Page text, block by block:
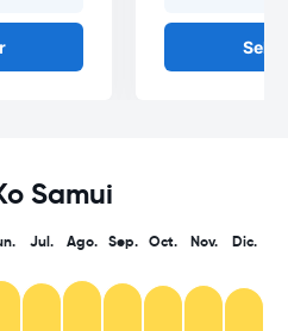
Samui
Jul. Ago. Sep. Oct. Nov. Dic.